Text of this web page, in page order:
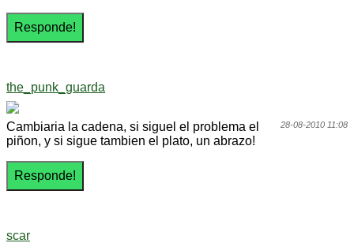
the_punk_guarda
28-08-2010 11:08
Cambiaria la cadena, si siguel el problema el
piñon, y si sigue tambien el plato, un abrazo!
scar